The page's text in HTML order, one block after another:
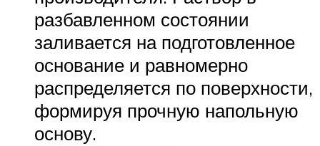
разбавленном состоянии
заливается на подготовленное
основание и равномерно
распределяется по поверхности,
формируя прочную напольную
основу.